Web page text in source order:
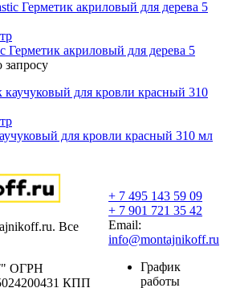
Герметик акриловый для дерева 5
для кровли красный 310 мл
Все
ОГРН
КПП
+ 7 495 143 59 09
+ 7 901 721 35 42
Email:
info@montajnikoff.ru
График
работы